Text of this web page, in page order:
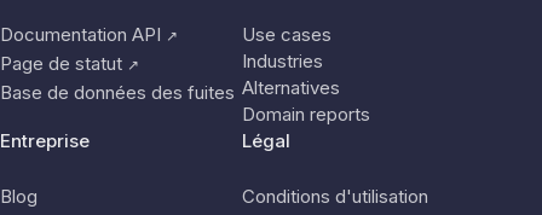
Documentation API ↗
Page de statut ↗
Base de données des fuites
Use cases
Industries
Alternatives
Domain reports
Entreprise
Blog
Légal
Conditions d'utilisation